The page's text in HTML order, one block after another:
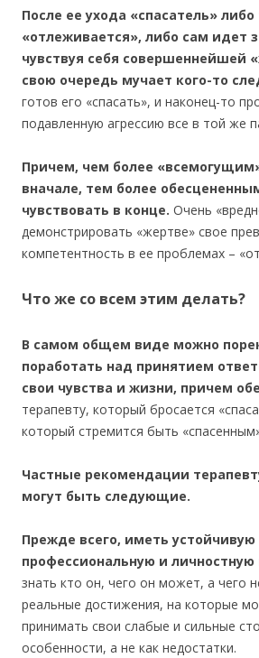
После ее ухода «спасатель» либо
«отлеживается», либо сам идет
чувствуя себя совершеннейшей
свою очередь мучает кого-то
готов его «спасать», и наконец-то
подавленную агрессию все в той же
Причем, чем более
вначале, тем более
чувствовать в конце. Очень
демонстрировать «жертве» свое
компетентность в ее проблемах –
Что же со всем этим делать?
В самом общем виде можно
поработать над принятием
свои чувства и жизни, причем
терапевту, который бросается
который стремится быть
Частные рекомендации
могут быть следующие.
Прежде всего, иметь устойчивую
профессиональную и
знать кто он, чего он может, а чего
реальные достижения, на которые
принимать свои слабые и сильные
особенности, а не как недостатки.